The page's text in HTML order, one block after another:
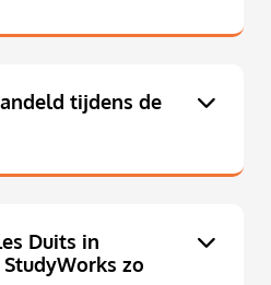
tijdens de
Duits in
zo